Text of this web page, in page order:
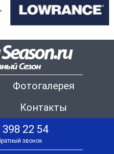
Фотогалерея
Контакты
22 54
звонок